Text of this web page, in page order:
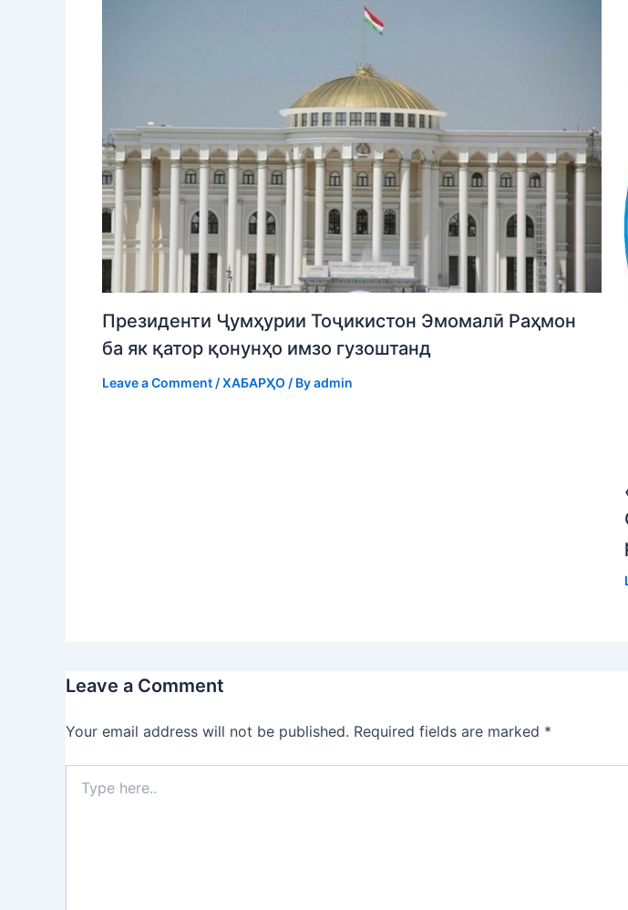
Президенти Ҷумҳурии Тоҷикистон Эмомалӣ Раҳмон
ба як қатор қонунҳо имзо гузоштанд
Leave a Comment /ХАБАРҲО / Byadmin
Leave a Comment
Your email address will not be published. Required fields are marked *
here..